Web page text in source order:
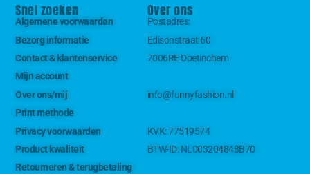
Snel zoeken
Algemene voorwaarden
Bezorg informatie
Contact & klantenservice
Mijn account
Over ons/mij
Print methode
Privacy voorwaarden
Product kwaliteit
Retourneren & terugbetaling
Over ons
Postadres:
Edisonstraat 60
7006RE Doetinchem
info@funnyfashion.nl
KVK:77519574
BTW-ID:NL003204848B70